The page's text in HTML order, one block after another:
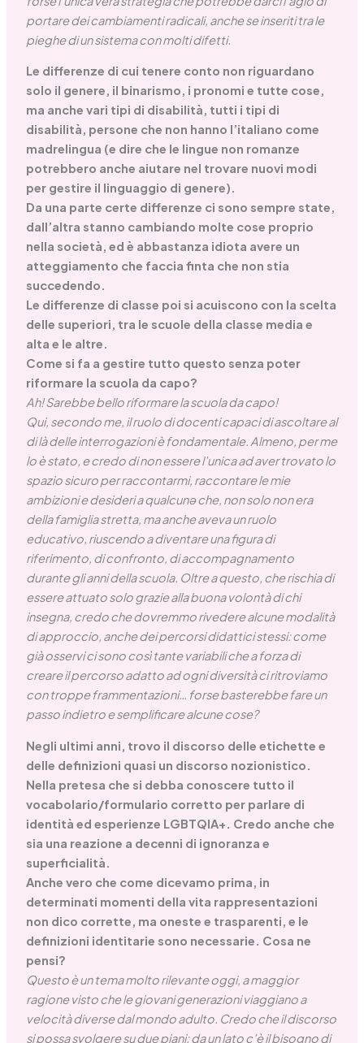
portare dei cambiamenti radicali, anche se inseriti tra le
pieghe di un sistema con molti difetti.
Le differenze di cui tenere conto non riguardano
solo il genere, il binarismo, i pronomi e tutte cose,
ma anche vari tipi di disabilità, tutti i tipi di
disabilità, persone che non hanno l’italiano come
madrelingua (e dire che le lingue non romanze
potrebbero anche aiutare nel trovare nuovi modi
per gestire il linguaggio di genere).
Da una parte certe differenze ci sono sempre state,
dall’altra stanno cambiando molte cose proprio
nella società, ed è abbastanza idiota avere un
atteggiamento che faccia finta che non stia
succedendo.
Le differenze di classe poi si acuiscono con la scelta
delle superiori, tra le scuole della classe media e
alta e le altre.
Come si fa a gestire tutto questo senza poter
riformare la scuola da capo?
Ah! Sarebbe bello riformare la scuola da capo!
Qui, secondo me, il ruolo di docenti capaci di ascoltare al
di là delle interrogazioni è fondamentale. Almeno, per me
lo è stato, e credo di non essere l’unica ad aver trovato lo
spazio sicuro per raccontarmi, raccontare le mie
ambizioni e desideri a qualcunə che, non solo non era
della famiglia stretta, ma anche aveva un ruolo
educativo, riuscendo a diventare una figura di
riferimento, di confronto, di accompagnamento
durante gli anni della scuola. Oltre a questo, che rischia di
essere attuato solo grazie alla buona volontà di chi
insegna, credo che dovremmo rivedere alcune modalità
di approccio, anche dei percorsi didattici stessi: come
già osservi ci sono così tante variabili che a forza di
creare il percorso adatto ad ogni diversità ci ritroviamo
con troppe frammentazioni… forse basterebbe fare un
passo indietro e semplificare alcune cose?
Negli ultimi anni, trovo il discorso delle etichette e
delle definizioni quasi un discorso nozionistico.
Nella pretesa che si debba conoscere tutto il
vocabolario/formulario corretto per parlare di
identità ed esperienze LGBTQIA+. Credo anche che
sia una reazione a decenni di ignoranza e
superficialità.
Anche vero che come dicevamo prima, in
determinati momenti della vita rappresentazioni
non dico corrette, ma oneste e trasparenti, e le
definizioni identitarie sono necessarie. Cosa ne
pensi?
Questo è un tema molto rilevante oggi, a maggior
ragione visto che le giovani generazioni viaggiano a
velocità diverse dal mondo adulto. Credo che il discorso
si possa svolgere su due piani: da un lato c’è il bisogno di